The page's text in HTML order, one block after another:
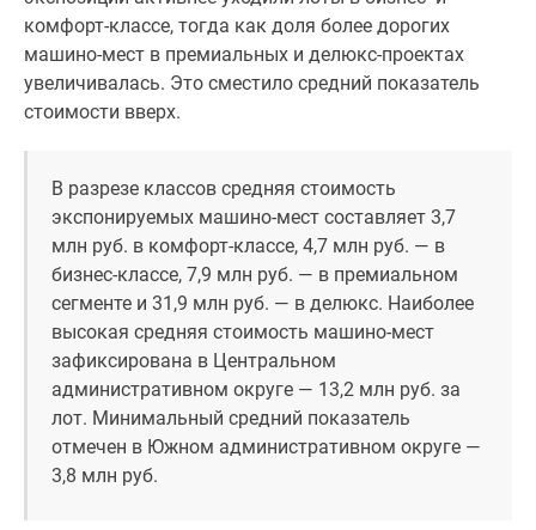
Дома
коттеджи
Коттеджные
Новой
Москве
Готовые
коттеджные
поселки
Строящиеся
коттеджные
поселки
Коттеджные
поселки
комфорт-классе, тогда как доля более дорогих
машино-мест в премиальных и делюкс-проектах
увеличивалась. Это сместило средний показатель
стоимости вверх.
В разрезе классов средняя стоимость
экспонируемых машино-мест составляет 3,7
млн руб. в комфорт-классе, 4,7 млн руб. — в
бизнес-классе, 7,9 млн руб. — в премиальном
сегменте и 31,9 млн руб. — в делюкс. Наиболее
высокая средняя стоимость машино-мест
зафиксирована в Центральном
административном округе — 13,2 млн руб. за
лот. Минимальный средний показатель
отмечен в Южном административном округе —
3,8 млн руб.